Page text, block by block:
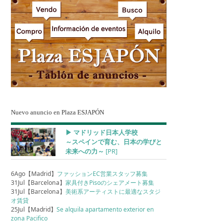
Nuevo anuncio en Plaza ESJAPÓN
▶︎ マドリッド日本人学校
～スペインで育む、日本の学びと
未来への力～ [PR]
6Ago【Madrid】 ファッションEC営業スタッフ募集
31Jul【Barcelona】家具付きPisoのシェアメート募集
31Jul【Barcelona】美術系アーティストに最適なスタジ
オ賃貸
25Jul【Madrid】Se alquila apartamento exterior en
zona Pacifico